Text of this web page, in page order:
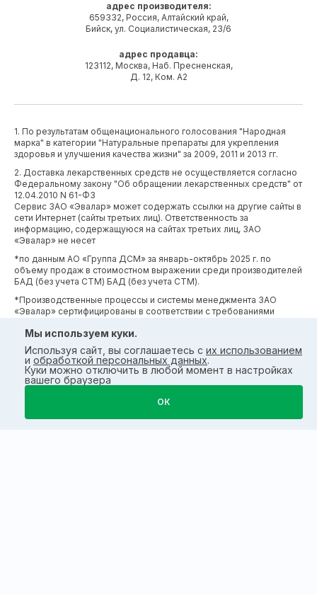
адрес производителя:
659332, Россия, Алтайский край,
Бийск, ул. Социалистическая, 23/6
адрес продавца:
123112, Москва, Наб. Пресненская,
Д. 12, Ком. А2
1. По результатам общенационального голосования "Народная
марка" в категории "Натуральные препараты для укрепления
здоровья и улучшения качества жизни" за 2009, 2011 и 2013 гг.
2. Доставка лекарственных средств не осуществляется согласно
Федеральному закону "Об обращении лекарственных средств" от
12.04.2010 N 61-ФЗ
Сервис ЗАО «Эвалар» может содержать ссылки на другие сайты в
сети Интернет (сайты третьих лиц). Ответственность за
информацию, содержащуюся на сайтах третьих лиц, ЗАО
«Эвалар» не несет
*по данным АО «Группа ДСМ» за январь-октябрь 2025 г. по
объему продаж в стоимостном выражении среди производителей
БАД (без учета СТМ) БАД (без учета СТМ).
*Производственные процессы и системы менеджмента ЗАО
«Эвалар» сертифицированы в соответствии с требованиями
Мы используем куки.
Используя сайт, вы соглашаетесь с их использованием
и обработкой персональных данных.
Куки можно отключить в любой момент в настройках
вашего браузера
ОК